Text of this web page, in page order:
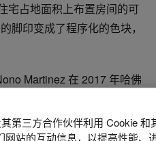
宅占地面积上布置房间的可
脚印变成了程序化的色块，
Martinez 在 2017 年哈佛
第三方合作伙伴利用 Cookie
网站的互动信息，以提高性能、